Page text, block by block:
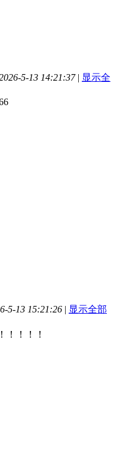
5-13 14:21:37 | 显示全
5-13 15:21:26 | 显示全部
！！！！